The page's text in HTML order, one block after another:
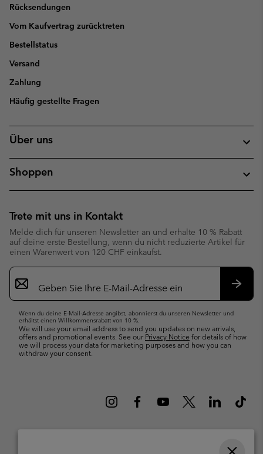
Rücksendungen
Vom Kaufvertrag zurücktreten
Bestellstatus
Versand
Zahlung
Häufig gestellte Fragen
Über uns
Shoppen
Trete mit uns in Kontakt
Melde dich für unseren Newsletter an und erhalte 10 % Rabatt
auf deine erste Bestellung, wenn du nicht reduzierte Artikel für
einen Warenwert von 120 CHF einkaufst.
Newsletter-
Anmeldung
Wenn du deine E-Mail-Adresse angibst, abonnierst du unseren Newsletter und
erhältst einen Willkommensrabatt von 10 %.
We will use your email address to send you updates on new arrivals,
offers and promotional events. See our Privacy Notice for details of how
we will process your data for marketing purposes and how you can
withdraw your consent.